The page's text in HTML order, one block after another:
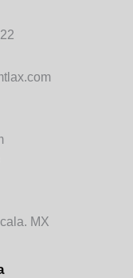
MX